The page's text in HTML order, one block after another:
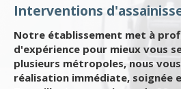
Interventions
Notre établissement met à
d'expérience pour mieux vous
plusieurs métropoles, nous
réalisation immédiate, soignée